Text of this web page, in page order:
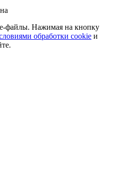
файлы. Нажимая на кнопку
обработки cookie и